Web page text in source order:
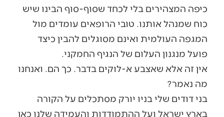
כיפה המצהירים בלי לכחד שסוף-סוף הבינו שיש
כוח שמנהל אותנו. טובי הרופאים עומדים מול
המגפה העולמית ואינם מסוגלים להבין כיצד
פועל מנגנון העלום של הנגיף החמקני.
אין זה אלא שאצבע א-לוקים בדבר. כך הם. ואנחנו
מה נאמר?
בני דודים שלי בניו יורק מסתכלים על הקורה
בארץ ישראל ועל ההתמודדות והעמידה שלנו כאן